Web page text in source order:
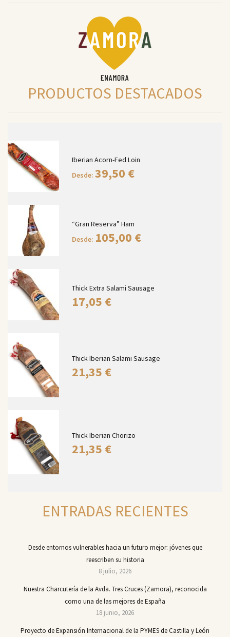
PRODUCTOS DESTACADOS
Iberian Acorn-Fed Loin
Desde: 39,50 €
“Gran Reserva” Ham
Desde: 105,00 €
Thick Extra Salami Sausage
17,05 €
Thick Iberian Salami Sausage
21,35 €
Thick Iberian Chorizo
21,35 €
ENTRADAS RECIENTES
Desde entornos vulnerables hacia un futuro mejor: jóvenes que
reescriben su historia
8 julio, 2026
Nuestra Charcutería de la Avda. Tres Cruces (Zamora), reconocida
como una de las mejores de España
18 junio, 2026
Proyecto de Expansión Internacional de la PYMES de Castilla y León